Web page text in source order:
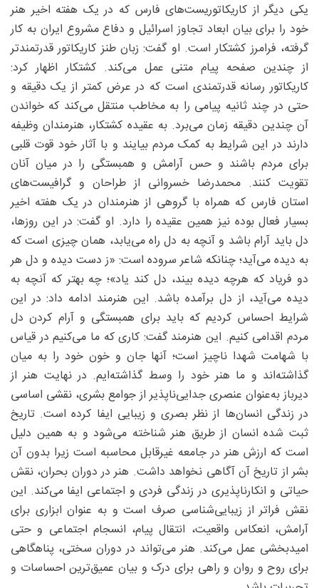
یکی دیگر از کاریکاتوریست‌های فارس که در یک هفته اخیر هنر
خود را برای بیان ابعاد تجاوز اسرائیل و دفاع مشروع ایران به کار
گرفته، فرامرز کشتکار است. او گفت: زبان طنز کاریکاتور قدرتمندتر
از چندین صفحه پیام متنی عمل می‌کند. کشتکار اظهار کرد:
کاریکاتور رسانه قدرتمندی است که در عرض کمتر از یک دقیقه و
حتی در چند ثانیه پیامی را به مخاطب منتقل می‌کند که خواندن
آن چندین دقیقه زمان می‌برد. به عقیده کشتکار، هنرمندان وظیفه
دارند در این شرایط به کمک مردم بیایند و با آثار خود قوت قلبی
برای مردم باشند و حس آرامش و همبستگی را در میان آنان
تقویت کنند. محمدرضا خسروانی از طراحان و گرافیست‌های
استان فارس که همراه با گروهی از هنرمندان در یک هفته اخیر
بسیار فعال بوده نیز همین عقیده را دارد. او گفت: در این روزها،
دل باید آرام باشد و آنچه به دل راه می‌یابد، همان چیزی است که
به دیده می‌آید؛ چنانکه شاعر سروده است: «ز دست دیده و دل هر
دو فریاد که هرچه دیده بیند، دل کند یاد»؛ چه بهتر که آنچه به
دیده می‌آید، از دل برآمده باشد. این هنرمند ادامه داد: در این
شرایط احساس کردیم که باید برای همبستگی و آرام کردن دل
مردم اقدامی کنیم. این هنرمند گفت: کاری که ما می‌کنیم در قیاس
با شهامت شهدا ناچیز است؛ آنها جان و خون خود را به میان
گذاشته‌اند و ما هنر خود را وسط گذاشته‌ایم. در نهایت هنر از
دیرباز به‌عنوان عنصری جدایی‌ناپذیر از جوامع بشری، نقشی اساسی
در زندگی انسان‌ها از نظر بصری و زیبایی ایفا کرده است. تاریخ
ثبت شده انسان از طریق هنر شناخته می‌شود و به همین دلیل
است که ارزش هنر در جامعه غیرقابل محاسبه است زیرا بدون آن
بشر از تاریخ آن آگاهی نخواهد داشت. هنر در دوران بحران، نقش
حیاتی و انکارناپذیری در زندگی فردی و اجتماعی ایفا می‌کند. این
نقش فراتر از زیبایی‌شناسی صرف است و به عنوان ابزاری برای
آرامش، انعکاس واقعیت، انتقال پیام، انسجام اجتماعی و حتی
امیدبخشی عمل می‌کند. هنر می‌تواند در دوران سختی، پناهگاهی
برای روح و روان و راهی برای درک و بیان عمیق‌ترین احساسات و